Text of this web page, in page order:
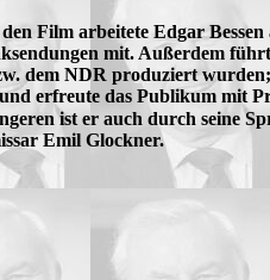
Film arbeitete Edgar
mit. Außerdem
dem NDR produziert
erfreute das Publikum mit
ist er auch durch seine
Emil Glockner.